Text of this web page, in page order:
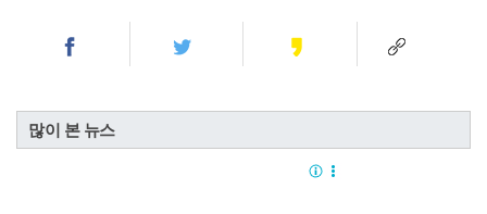
많이 본 뉴스